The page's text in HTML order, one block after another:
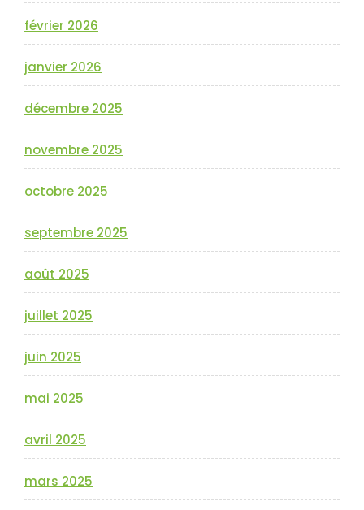
février 2026
janvier 2026
décembre 2025
novembre 2025
octobre 2025
septembre 2025
août 2025
juillet 2025
juin 2025
mai 2025
avril 2025
mars 2025